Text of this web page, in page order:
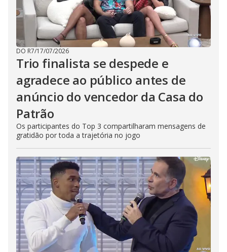
DO R7/17/07/2026
Trio finalista se despede e
agradece ao público antes de
anúncio do vencedor da Casa do
Patrão
Os participantes do Top 3 compartilharam mensagens de
gratidão por toda a trajetória no jogo